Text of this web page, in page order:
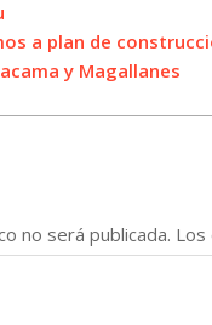
a plan de
y Magallanes
no será publicada. Los